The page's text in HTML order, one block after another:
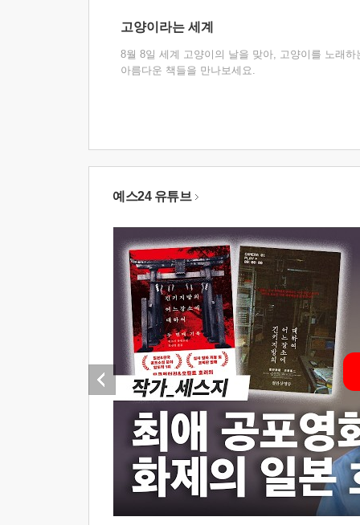
고양이라는 세계
8월 8일 세계 고양이의 날을 맞아, 고양이를 노래하
아름다운 책들을 만나보세요.
예스24 유튜브